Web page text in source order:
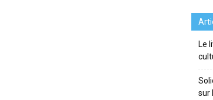
Le
sur